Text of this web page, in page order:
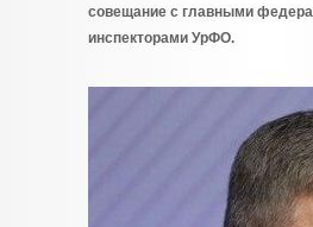
совещание с главными
инспекторами УрФО.